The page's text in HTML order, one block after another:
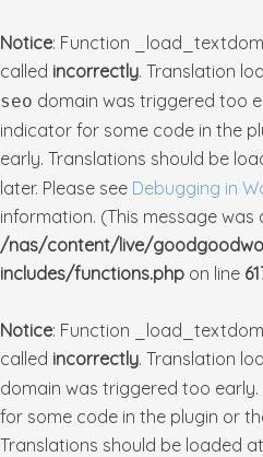
Notice: Function
called incorrectly. Translation
seo domain was triggered too
indicator for some code in the
early. Translations should be
later. Please see Debugging in
information. (This message was
/nas/content/live/
includes/functions.php on line
Notice: Function
called incorrectly. Translation
domain was triggered too
for some code in the plugin or
Translations should be loaded